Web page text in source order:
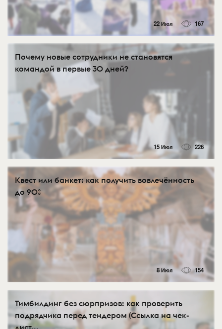
22 Июл 167
Почему новые сотрудники не становятся
командой в первые 30 дней?
15 Июл 226
Квест или банкет: как получить вовлечённость
до 90%
8 Июл 154
Тимбилдинг без сюрпризов: как проверить
подрядчика перед тендером (Ссылка на чек-